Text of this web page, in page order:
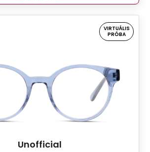
VIRTUÁLIS
PRÓBA
Unofficial